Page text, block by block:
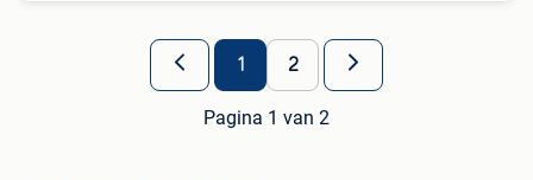
1 2
Pagina 1 van 2